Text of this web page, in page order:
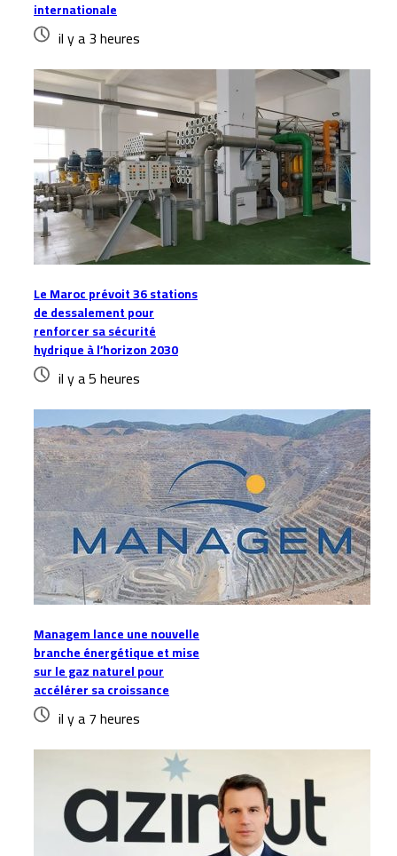
internationale
il y a 3 heures
Le Maroc prévoit 36 stations
de dessalement pour
renforcer sa sécurité
hydrique à l’horizon 2030
il y a 5 heures
Managem lance une nouvelle
branche énergétique et mise
sur le gaz naturel pour
accélérer sa croissance
il y a 7 heures